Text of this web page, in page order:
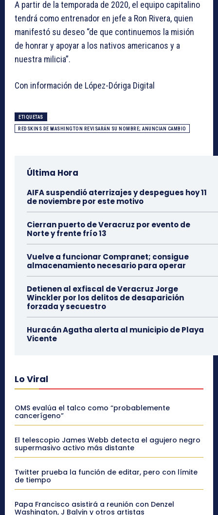
A partir de la temporada de 2020, el equipo capitalino
tendrá como entrenador en jefe a Ron Rivera, quien
manifestó su deseo “de que continuemos la misión
de honrar y apoyar a los nativos americanos y a
nuestra milicia”.
Con información de López-Dóriga Digital
ETIQUETAS
REDSKINS DE WASHINGTON REVISARÁN SU NOMBRE; ANUNCIAN CAMBIO
Última Hora
AIFA suspendió aterrizajes y despegues hoy 11
de noviembre por este motivo
Cierran puerto de Veracruz por evento de
Norte y frente frío 13
Vuelve a funcionar Compranet; consigue
almacenamiento necesario para operar
Detienen al exfiscal de Veracruz Jorge
Winckler por los delitos de desaparición
forzada y secuestro
Huracán Agatha alerta al municipio de Playa
Vicente
Lo Viral
OMS evalúa el talco como “probablemente
cancerígeno”
El telescopio James Webb detecta el agujero negro
supermasivo activo más distante
Twitter prueba la función de editar, pero con límite
de tiempo
Papa Francisco asistirá a reunión con Denzel
Washington, J Balvin y otros artistas